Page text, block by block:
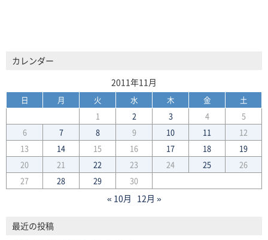
カレンダー
2011年11月
日 月 火 水 木 金
土
1
2 3 4
5
6
7 8 9 10 11
12
13
14 15 16 17 18
19
20
21 22 23 24 25
26
27
28 29 30
« 10月 12月 »
最近の投稿